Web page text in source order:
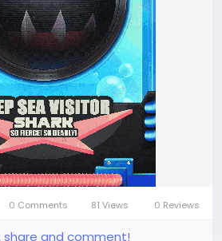
0 Comments 81 Views 0 Reviews
share and comment!